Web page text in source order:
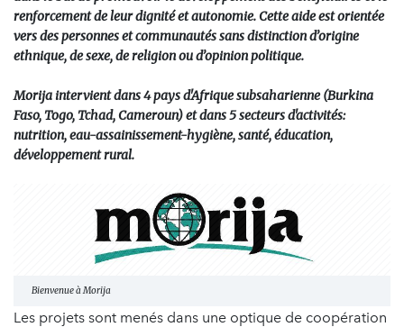
renforcement de leur dignité et autonomie. Cette aide est orientée
vers des personnes et communautés sans distinction d’origine
ethnique, de sexe, de religion ou d’opinion politique.
Morija intervient dans 4 pays d'Afrique subsaharienne (Burkina
Faso, Togo, Tchad, Cameroun) et dans 5 secteurs d'activités:
nutrition, eau-assainissement-hygiène, santé, éducation,
développement rural.
Bienvenue à Morija
Les projets sont menés dans une optique de coopération